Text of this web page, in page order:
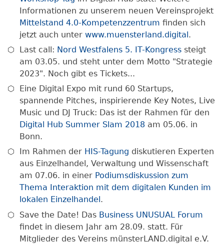
Informationen zu unserem neuen Vereinsprojekt
Mittelstand 4.0-Kompetenzzentrum finden sich
jetzt auch unter www.muensterland.digital.
Last call: Nord Westfalens 5. IT-Kongress steigt
am 03.05. und steht unter dem Motto "Strategie
2023". Noch gibt es Tickets...
Eine Digital Expo mit rund 60 Startups,
spannende Pitches, inspirierende Key Notes, Live
Music und DJ Truck: Das ist der Rahmen für den
Digital Hub Summer Slam 2018 am 05.06. in
Bonn.
Im Rahmen der HIS-Tagung diskutieren Experten
aus Einzelhandel, Verwaltung und Wissenschaft
am 07.06. in einer Podiumsdiskussion zum
Thema Interaktion mit dem digitalen Kunden im
lokalen Einzelhandel .
Save the Date! Das Business UNUSUAL Forum
findet in diesem Jahr am 28.09. statt. Für
Mitglieder des Vereins münsterLAND.digital e.V.